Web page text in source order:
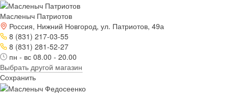
Масленыч Патриотов
Россия, Нижний Новгород, ул. Патриотов, 49а
8 (831) 217-03-55
8 (831) 281-52-27
пн - вс 08.00 - 20.00
Выбрать другой магазин
Сохранить